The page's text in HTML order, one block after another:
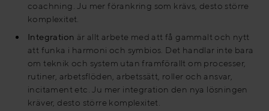
coachning. Ju mer förankring som krävs, desto större
komplexitet.
Integration är allt arbete med att få gammalt och nytt
att funka i harmoni och symbios. Det handlar inte bara
om teknik och system utan framförallt om processer,
rutiner, arbetsflöden, arbetssätt, roller och ansvar,
incitament etc. Ju mer integration den nya lösningen
kräver, desto större komplexitet.